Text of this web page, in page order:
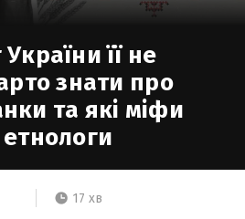
її не
знати про
та які міфи
17 хв